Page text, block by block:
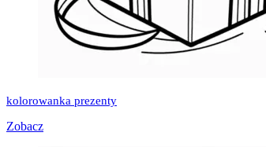
kolorowanka prezenty
Zobacz